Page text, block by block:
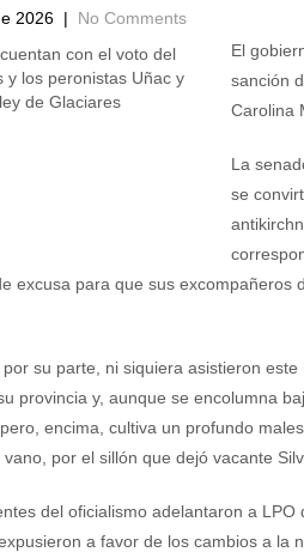
2026 | No Comments
El
sanción
Carolina
La
se
excusa para que sus
su parte, ni siquiera asistieron
provincia y, aunque se encolumna
encima, cultiva un profundo
por el sillón que dejó vacante
del oficialismo adelantaron a
a favor de los cambios a la